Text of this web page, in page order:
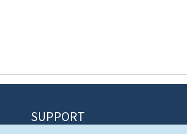
SUPPORT